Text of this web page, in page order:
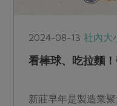
2024-08-13社內大
看棒球、吃拉麵
新莊早年是製造業